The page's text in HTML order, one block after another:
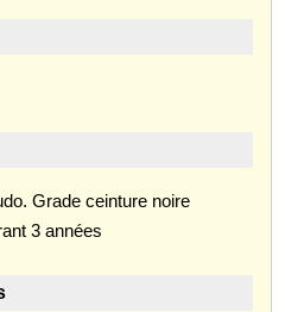
Grade ceinture noire
3 années